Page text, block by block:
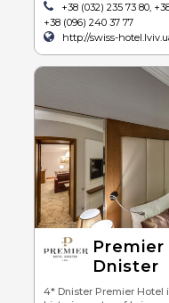
+38 (032) 235 73 80,
+38 (096) 240 37 77
http://swiss-
Premier
Dnister
4* Dnister Premier Hotel